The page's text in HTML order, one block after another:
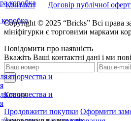
Контакті
Договір публічної
Copyright © 2025 “Bricks” Всі права
мініфігурки є торговими марками
Повідомити про наявність
кажіть Ваші контактні дані і ми
×
Кошик
Продовжити покупки Оформити